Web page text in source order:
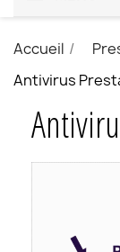
Accueil
Antivirus